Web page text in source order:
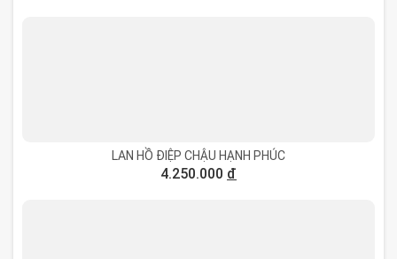
LAN HỒ ĐIỆP CHẬU HẠNH PHÚC
4.250.000 đ